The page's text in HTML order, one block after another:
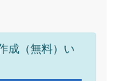
成（無料）い